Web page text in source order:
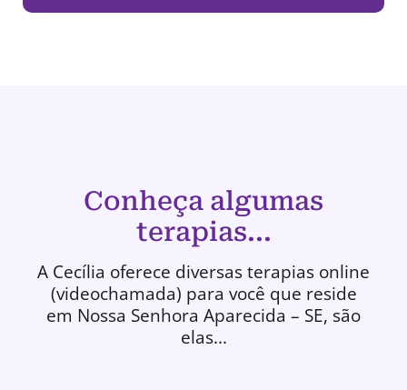
Conheça algumas
terapias...
A Cecília oferece diversas terapias online
(videochamada) para você que reside
em Nossa Senhora Aparecida – SE, são
elas...